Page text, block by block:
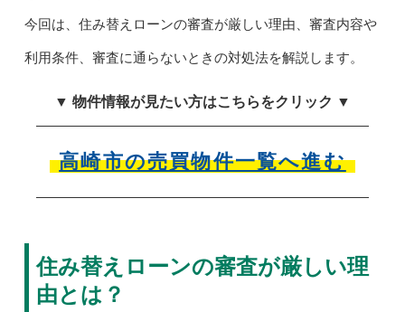
今回は、住み替えローンの審査が厳しい理由、審査内容や
利用条件、審査に通らないときの対処法を解説します。
▼ 物件情報が見たい方はこちらをクリック ▼
高崎市の売買物件一覧へ進む
住み替えローンの審査が厳しい理
由とは？